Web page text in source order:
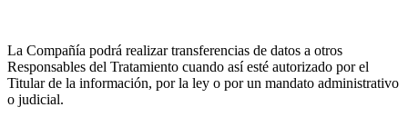
La Compañía podrá realizar transferencias de datos a otros
Responsables del Tratamiento cuando así esté autorizado por el
Titular de la información, por la ley o por un mandato administrativo
o judicial.